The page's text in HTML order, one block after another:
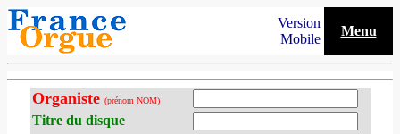
Version
Mobile
Menu
Organiste (prénom NOM)
Titre du disque